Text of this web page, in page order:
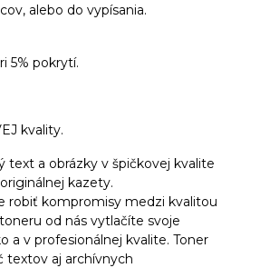
alebo do vypísania.
5% pokrytí.
kvality.
text a obrázky v špičkovej kvalite
kazety.
robiť kompromisy medzi kvalitou
od nás vytlačíte svoje
a v profesionálnej kvalite. Toner
textov aj archívnych